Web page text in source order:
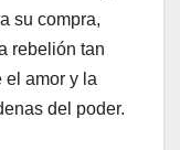
su compra,
rebelión tan
el amor y la
del poder.